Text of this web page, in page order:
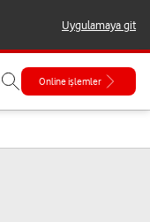
Uygulamaya git
Online işlemler